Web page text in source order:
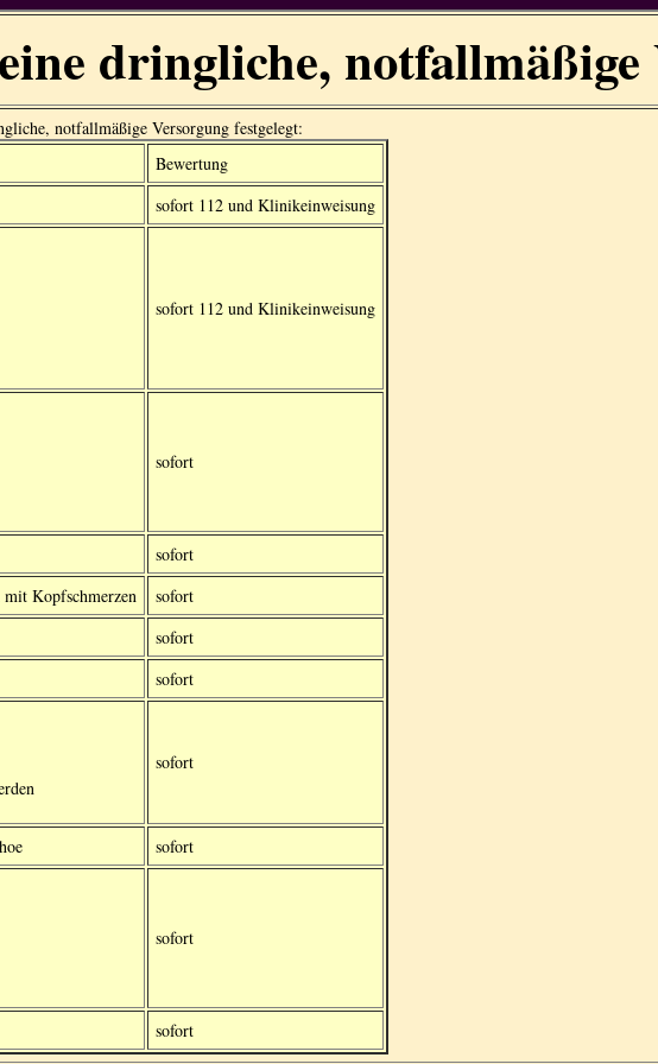
dringliche, notfallmäßige
notfallmäßige Versorgung festgelegt:
Bewertung
sofort 112 und Klinikeinweisung
sofort 112 und Klinikeinweisung
sofort
sofort
mit Kopfschmerzen
sofort
sofort
sofort
sofort
sofort
sofort
sofort